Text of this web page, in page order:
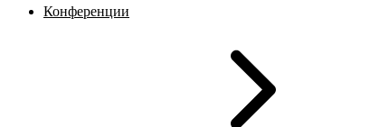
Конференции